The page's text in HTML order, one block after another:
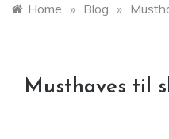
Home » Blog »
Musthaves til